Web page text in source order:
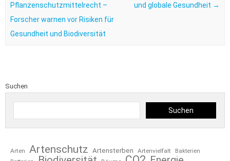
Pflanzenschutzmittelrecht –
Forscher warnen vor Risiken für
Gesundheit und Biodiversität
und globale Gesundheit →
Suchen
Suchen
Arten Artenschutz Artensterben Artenvielfalt
Bakterien